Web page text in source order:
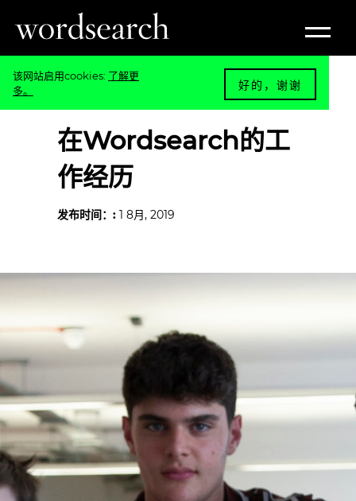
在Wordsearch的工
作经历
发布时间：: 1 8月, 2019
该网站启用cookies: 了解更
多。
好的，谢谢